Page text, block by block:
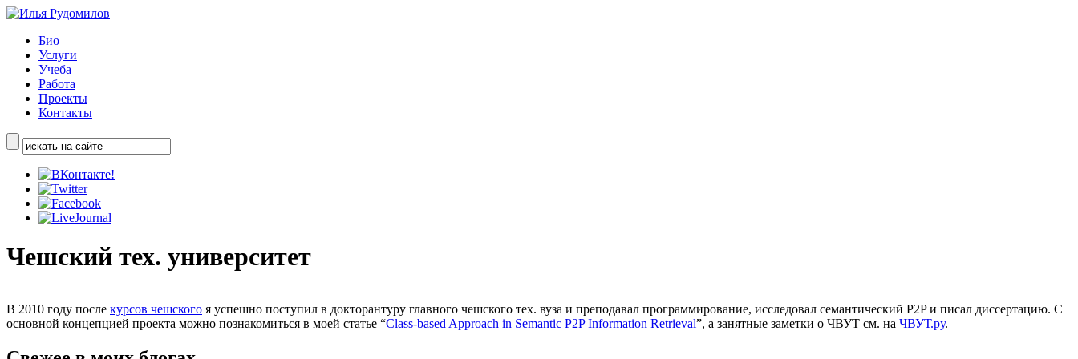
Био
Услуги
Учеба
Работа
Проекты
Контакты
Чешский тех. университет
В 2010 году после курсов чешского я успешно поступил в докторантуру главного чешского тех. вуза и преподавал программирование, исследовал семантический P2P и писал диссертацию. С
основной концепцией проекта можно познакомиться в моей статье “Class-based Approach in Semantic P2P Information Retrieval”, а занятные заметки о ЧВУТ см. на ЧВУТ.ру.